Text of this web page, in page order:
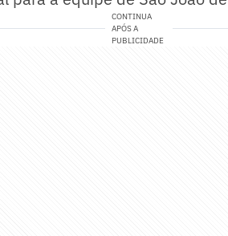
CONTINUA
APÓS A
PUBLICIDADE